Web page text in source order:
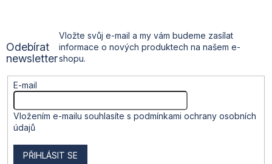
p
i
u
Odebírat
newsletter
Vložte svůj e-mail a my vám budeme zasílat
informace o nových produktech na našem e-
shopu.
E-mail
Vložením e-mailu souhlasíte s podmínkami ochrany osobních
údajů
PŘIHLÁSIT SE